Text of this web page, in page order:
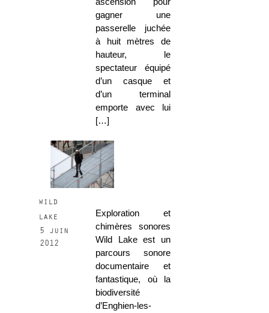
gagner une
passerelle juchée
à huit mètres de
hauteur, le
spectateur équipé
d’un casque et
d’un terminal
emporte avec lui
[…]
wild
lake
5 juin
2012
Exploration et
chimères sonores
Wild Lake est un
parcours sonore
documentaire et
fantastique, où la
biodiversité
d’Enghien-les-